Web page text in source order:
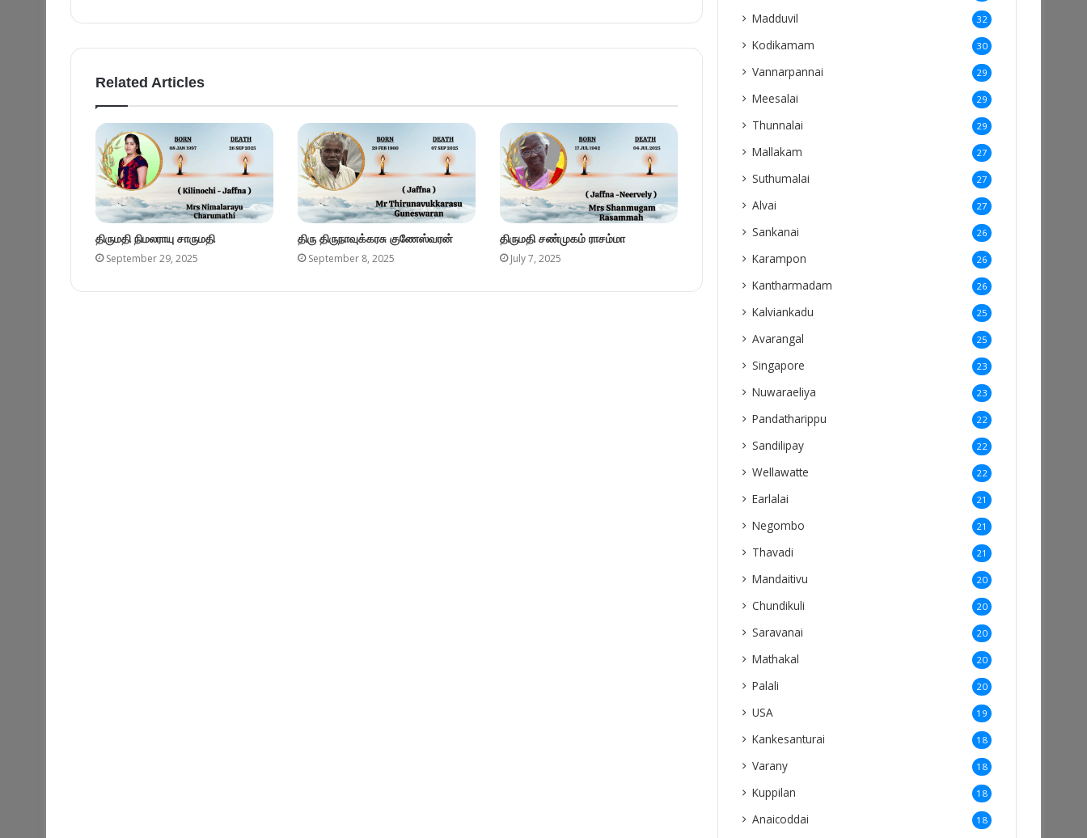
Related Articles
திருமதி நிமலராயு சாருமதி
September 29, 2025
திரு திருநாவுக்கரசு குணேஸ்வரன்
September 8, 2025
திருமதி சண்முகம் ராசம்மா
July 7, 2025
Madduvil 32
Kodikamam 30
Vannarpannai 29
Meesalai 29
Thunnalai 29
Mallakam 27
Suthumalai 27
Alvai 27
Sankanai 26
Karampon 26
Kantharmadam 26
Kalviankadu 25
Avarangal 25
Singapore 23
Nuwaraeliya 23
Pandatharippu 22
Sandilipay 22
Wellawatte 22
Earlalai 21
Negombo 21
Thavadi 21
Mandaitivu 20
Chundikuli 20
Saravanai 20
Mathakal 20
Palali 20
USA 19
Kankesanturai 18
Varany 18
Kuppilan 18
Anaicoddai 18